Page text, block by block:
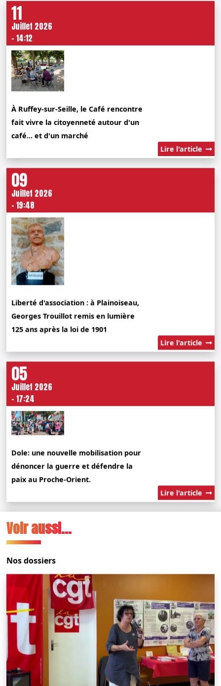
11
Juillet 2026
- 14:12
À Ruffey-sur-Seille, le Café rencontre
fait vivre la citoyenneté autour d'un
café... et d'un marché
Lire l'article
09
Juillet 2026
- 19:48
Liberté d'association : à Plainoiseau,
Georges Trouillot remis en lumière
125 ans après la loi de 1901
Lire l'article
05
Juillet 2026
- 17:24
Dole: une nouvelle mobilisation pour
dénoncer la guerre et défendre la
paix au Proche-Orient.
Lire l'article
Voir aussi...
Nos dossiers